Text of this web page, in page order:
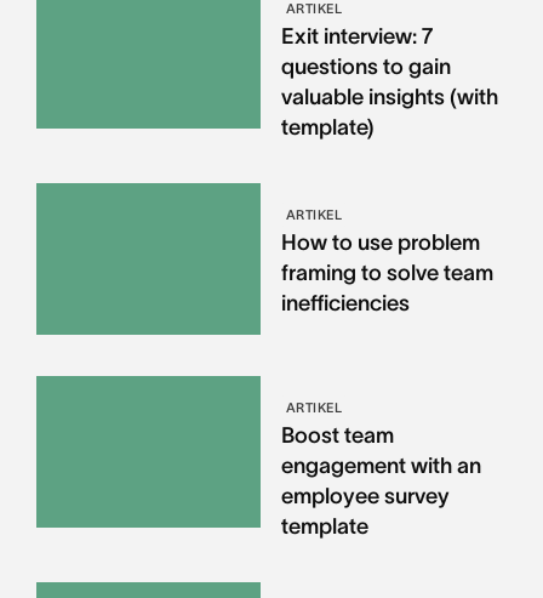
ARTIKEL
Exit interview: 7
questions to gain
valuable insights (with
template)
ARTIKEL
How to use problem
framing to solve team
inefficiencies
ARTIKEL
Boost team
engagement with an
employee survey
template